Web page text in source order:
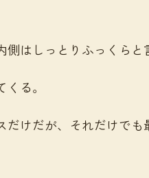
はしっとりふっくらと
る。
けだが、それだけでも